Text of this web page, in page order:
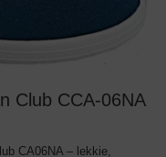
Club CCA-06NA
CA06NA – lekkie,